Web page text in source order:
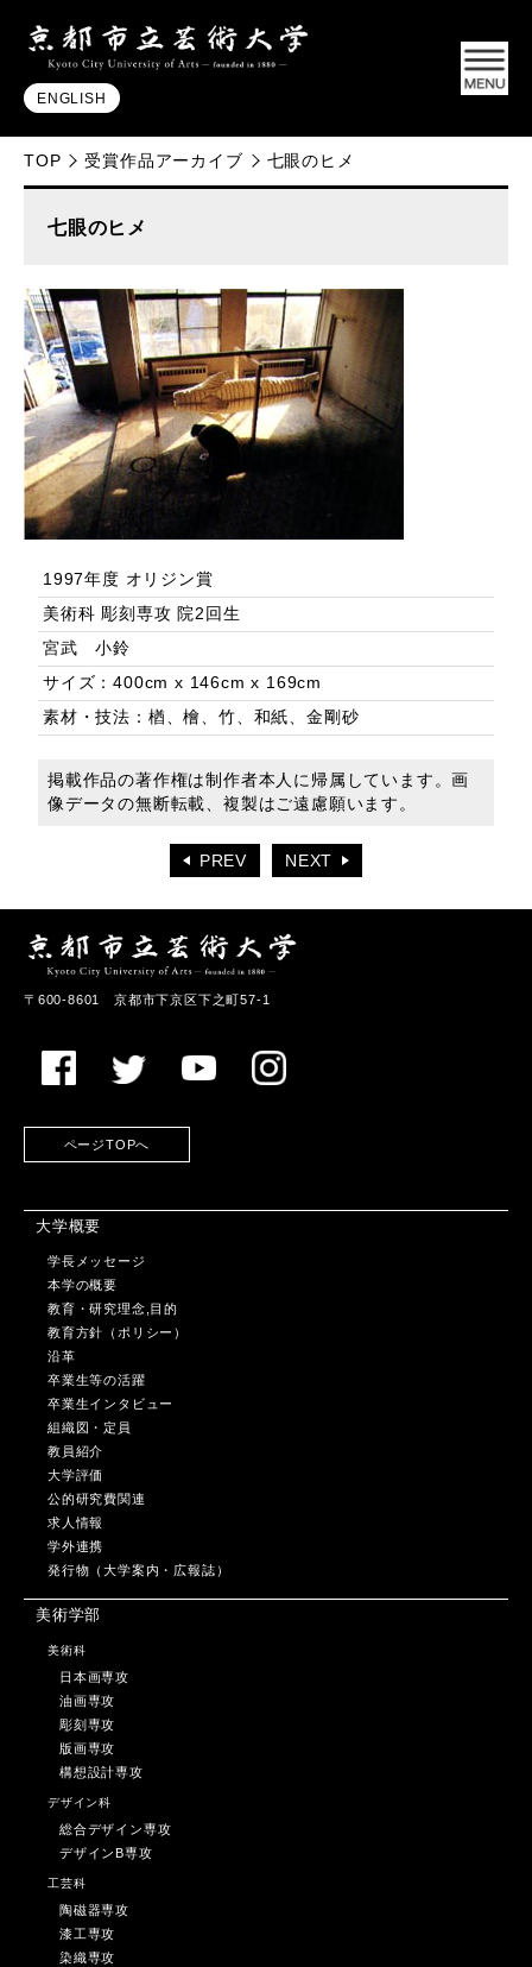
ENGLISH
TOP 受賞作品アーカイブ 七眼のヒメ
七眼のヒメ
1997年度 オリジン賞
美術科 彫刻専攻 院2回生
宮武 小鈴
サイズ：400cm x 146cm x 169cm
素材・技法：楢、檜、竹、和紙、金剛砂
掲載作品の著作権は制作者本人に帰属しています。画
像データの無断転載、複製はご遠慮願います。
PREV NEXT
〒600-8601 京都市下京区下之町57-1
ページTOPへ
大学概要
学長メッセージ
本学の概要
教育・研究理念,目的
教育方針（ポリシー）
沿革
卒業生等の活躍
卒業生インタビュー
組織図・定員
教員紹介
大学評価
公的研究費関連
求人情報
学外連携
発行物（大学案内・広報誌）
美術学部
美術科
日本画専攻
油画専攻
彫刻専攻
版画専攻
構想設計専攻
デザイン科
総合デザイン専攻
デザインB専攻
工芸科
陶磁器専攻
漆工専攻
染織専攻